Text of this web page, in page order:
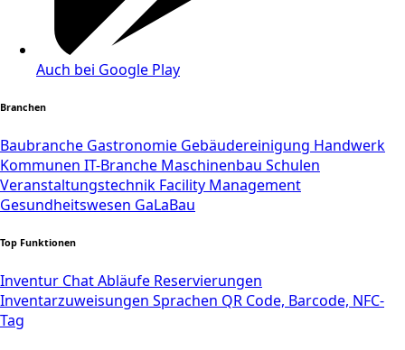
Auch bei Google Play
Branchen
Baubranche Gastronomie Gebäudereinigung Handwerk
Kommunen IT-Branche Maschinenbau Schulen
Veranstaltungstechnik Facility Management
Gesundheitswesen GaLaBau
Top Funktionen
Inventur ChatAbläufe Reservierungen
Inventarzuweisungen Sprachen QR Code, Barcode, NFC-
Tag